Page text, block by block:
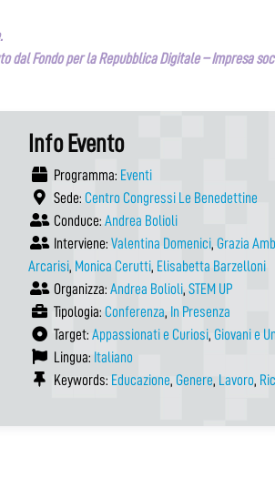
dal Fondo per la Repubblica Digitale – Impresa
Info Evento
Programma: Eventi
Sede: Centro Congressi Le Benedettine
Conduce: Andrea Bolioli
Interviene: Valentina Domenici, Grazia
Arcarisi, Monica Cerutti, Elisabetta Barzelloni
Organizza: Andrea Bolioli, STEM UP
Tipologia: Conferenza, In Presenza
Target: Appassionati e Curiosi, Giovani e
Lingua: Italiano
Keywords: Educazione, Genere, Lavoro,